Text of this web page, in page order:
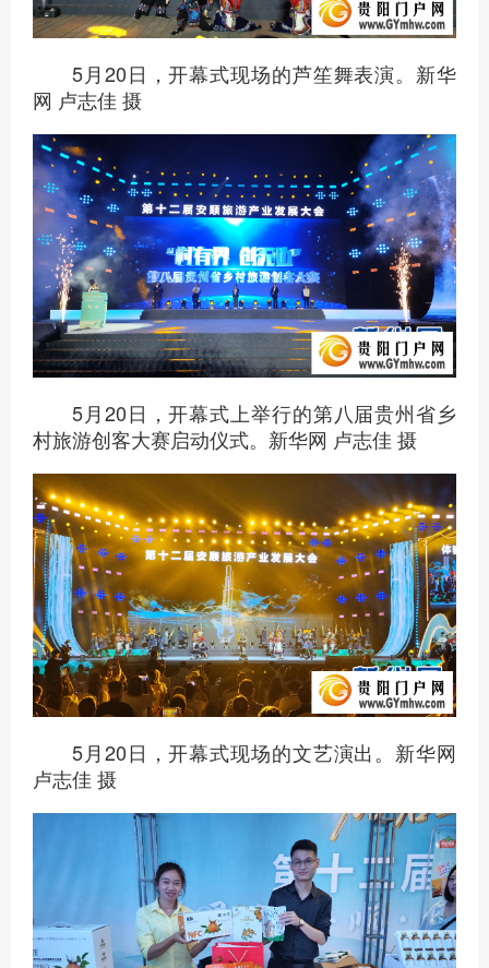
5月20日，开幕式现场的芦笙舞表演。新华
网 卢志佳 摄
5月20日，开幕式上举行的第八届贵州省乡
村旅游创客大赛启动仪式。新华网 卢志佳 摄
5月20日，开幕式现场的文艺演出。新华网
卢志佳 摄